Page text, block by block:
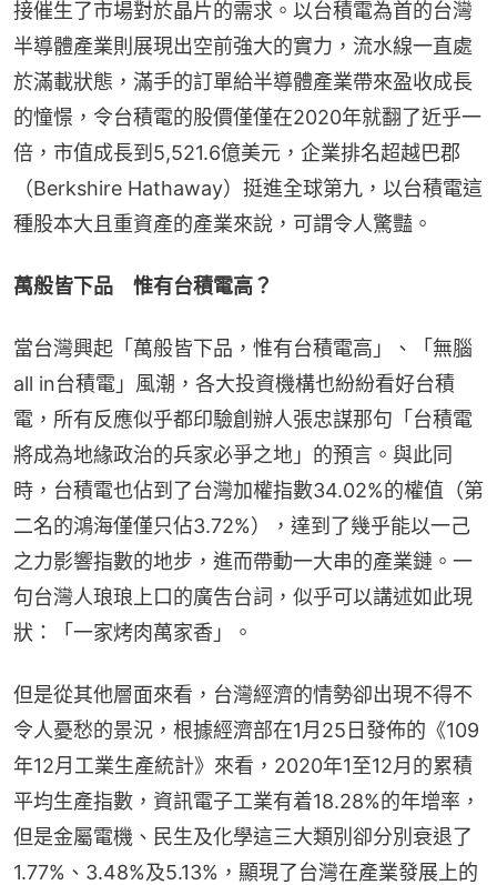
接催生了市場對於晶片的需求。以台積電為首的台灣
半導體產業則展現出空前強大的實力，流水線一直處
於滿載狀態，滿手的訂單給半導體產業帶來盈收成長
的憧憬，令台積電的股價僅僅在2020年就翻了近乎一
倍，市值成長到5,521.6億美元，企業排名超越巴郡
（Berkshire Hathaway）挺進全球第九，以台積電這
種股本大且重資產的產業來說，可謂令人驚豔。
萬般皆下品　惟有台積電高？
當台灣興起「萬般皆下品，惟有台積電高」、「無腦
all in台積電」風潮，各大投資機構也紛紛看好台積
電，所有反應似乎都印驗創辦人張忠謀那句「台積電
將成為地緣政治的兵家必爭之地」的預言。與此同
時，台積電也佔到了台灣加權指數34.02%的權值（第
二名的鴻海僅僅只佔3.72%），達到了幾乎能以一己
之力影響指數的地步，進而帶動一大串的產業鏈。一
句台灣人琅琅上口的廣吿台詞，似乎可以講述如此現
狀：「一家烤肉萬家香」。
但是從其他層面來看，台灣經濟的情勢卻出現不得不
令人憂愁的景況，根據經濟部在1月25日發佈的《109
年12月工業生產統計》來看，2020年1至12月的累積
平均生產指數，資訊電子工業有着18.28%的年增率，
但是金屬電機、民生及化學這三大類別卻分別衰退了
1.77%、3.48%及5.13%，顯現了台灣在產業發展上的